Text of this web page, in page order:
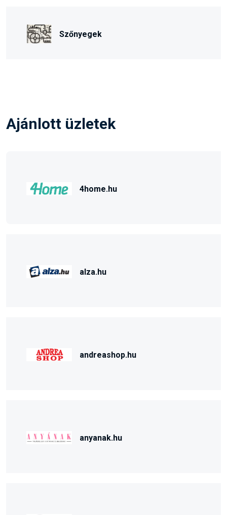
Szőnyegek
Ajánlott üzletek
4home.hu
alza.hu
andreashop.hu
anyanak.hu